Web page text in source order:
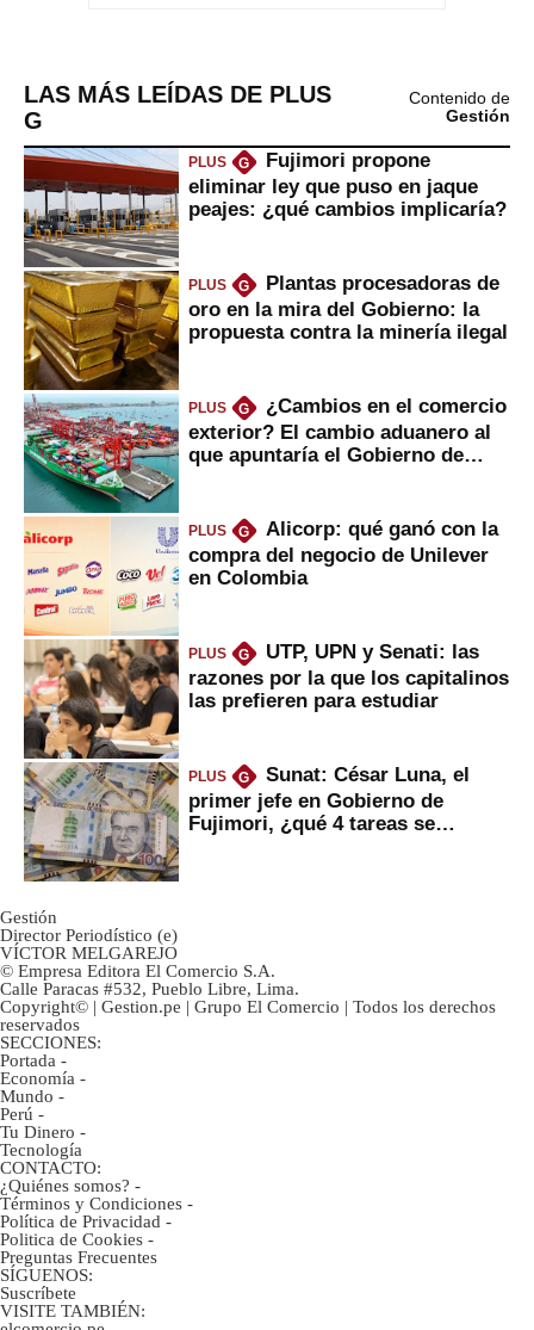
LAS MÁS LEÍDAS DE PLUS
G
Contenido de
Gestión
PLUS G
Fujimori propone
eliminar ley que puso en jaque
peajes: ¿qué cambios implicaría?
PLUS G
Plantas procesadoras de
oro en la mira del Gobierno: la
propuesta contra la minería ilegal
PLUS G
¿Cambios en el comercio
exterior? El cambio aduanero al
que apuntaría el Gobierno de
PLUS G
Alicorp: qué ganó con la
compra del negocio de Unilever
en Colombia
PLUS G
UTP, UPN y Senati: las
razones por la que los capitalinos
las prefieren para estudiar
PLUS G
Sunat: César Luna, el
primer jefe en Gobierno de
Fujimori, ¿qué 4 tareas se
Gestión
Director Periodístico (e)
VÍCTOR MELGAREJO
© Empresa Editora El Comercio S.A.
Calle Paracas #532, Pueblo Libre, Lima.
Copyright© | Gestion.pe | Grupo El Comercio | Todos los derechos
reservados
SECCIONES:
Portada -
Economía -
Mundo -
Perú -
Tu Dinero -
Tecnología
CONTACTO:
¿Quiénes somos? -
Términos y Condiciones -
Política de Privacidad -
Politica de Cookies -
Preguntas Frecuentes
SÍGUENOS:
Suscríbete
VISITE TAMBIÉN: